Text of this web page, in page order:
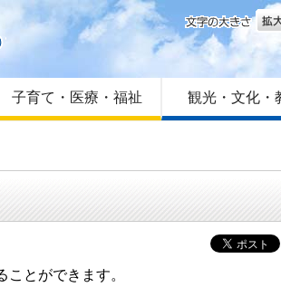
はじめての方へ
Foreign language
サイトマップ
文字
子育て・医療・福祉 観光・文化・
とができます。